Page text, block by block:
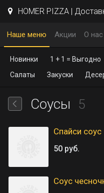
HOMER PIZZA | Доставка
Наше меню Акции О нас
Новинки 1 + 1 = Выгодно
Салаты
Закуски
Соусы 5
Спайси соус
50 руб.
Соус